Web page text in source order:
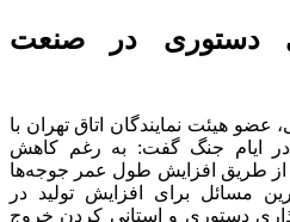
دستوری در صنعت
عضو هیئت نمایندگان اتاق تهران با
ایام جنگ گفت: به رغم کاهش
از طریق افزایش طول عمر جوجه‌ها
مسائل برای افزایش تولید در
دستوری و استانی کردن خروج